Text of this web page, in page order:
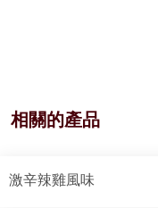
相關的產品
激辛辣雞風味